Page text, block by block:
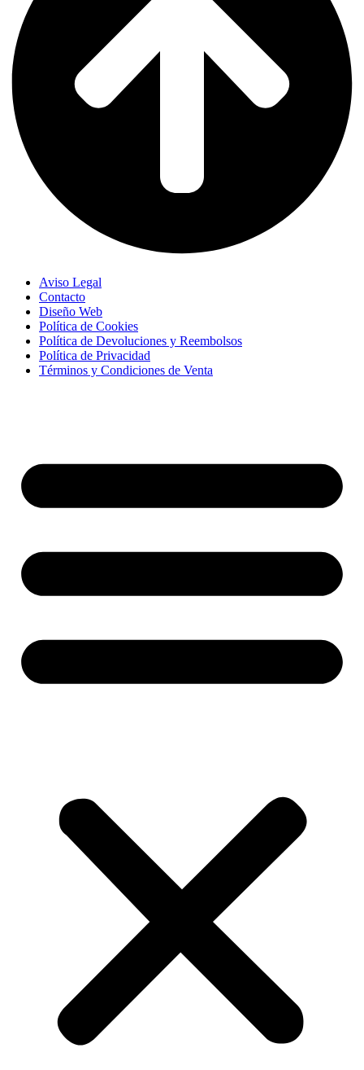
Aviso Legal
Contacto
Diseño Web
Política de Cookies
Política de Devoluciones y Reembolsos
Política de Privacidad
Términos y Condiciones de Venta